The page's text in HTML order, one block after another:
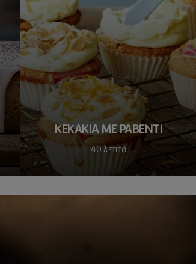
ΚΕΚΑΚΙΑ ΜΕ ΡΑΒΕΝΤΙ
40 λεπτά